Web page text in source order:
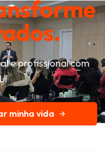
e profissional com
minha vida